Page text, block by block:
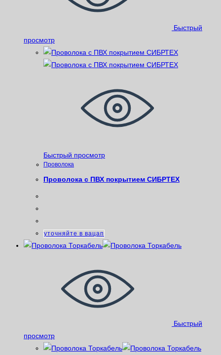
Быстрый
просмотр
Быстрый просмотр
Проволока
Проволока с ПВХ покрытием СИБРТЕХ
уточняйте в вацап
Быстрый
просмотр